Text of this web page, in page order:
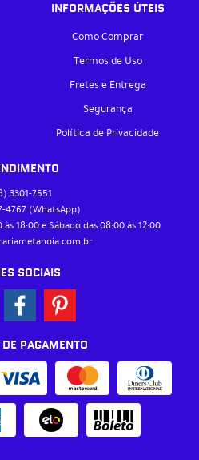
INFORMAÇÕES ÚTEIS
Como Comprar
Termos de Uso
Fretes e Entrega
Segurança
Política de Privacidade
3301-7551
4767 (WhatsApp)
18:00 e Sábado das 08:00 às 12:00
SOCIAIS
PAGAMENTO